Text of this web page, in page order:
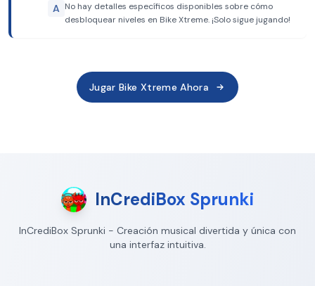
A No hay detalles específicos disponibles sobre cómo
desbloquear niveles en Bike Xtreme. ¡Solo sigue jugando!
Jugar Bike Xtreme Ahora
InCrediBox Sprunki
InCrediBox Sprunki - Creación musical divertida y única con
una interfaz intuitiva.